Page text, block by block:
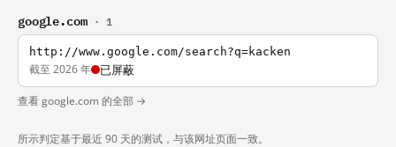
google.com · 1
http://www.google.com/search?q=kacken
截至 2026 年 已屏蔽
查看 google.com 的全部 →
所示判定基于最近 90 天的测试，与该网址页面一致。